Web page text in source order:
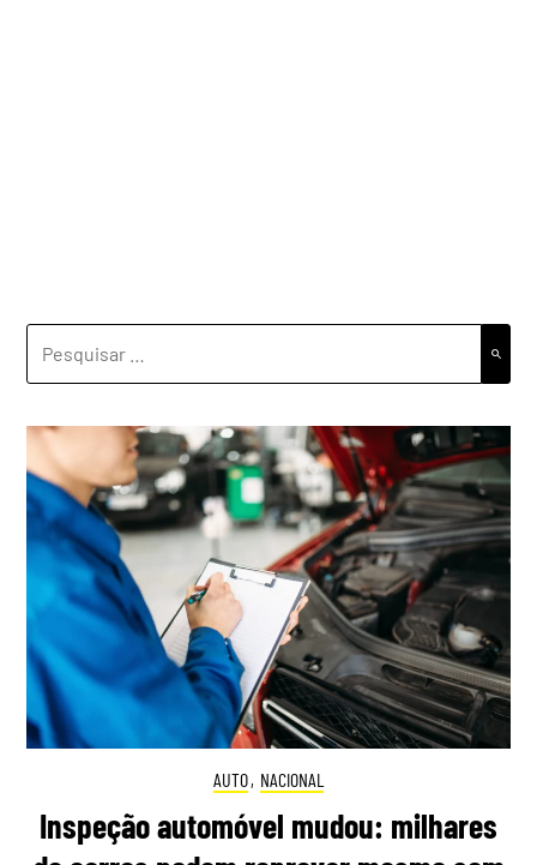
POR:
AUTO, NACIONAL
Inspeção automóvel mudou: milhares